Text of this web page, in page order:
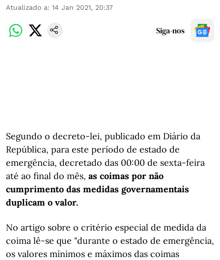
Atualizado a: 14 Jan 2021, 20:37
Siga-nos
Segundo o decreto-lei, publicado em Diário da
República, para este período de estado de
emergência, decretado das 00:00 de sexta-feira
até ao final do mês, as coimas por não
cumprimento das medidas governamentais
duplicam o valor.
No artigo sobre o critério especial de medida da
coima lê-se que "durante o estado de emergência,
os valores mínimos e máximos das coimas